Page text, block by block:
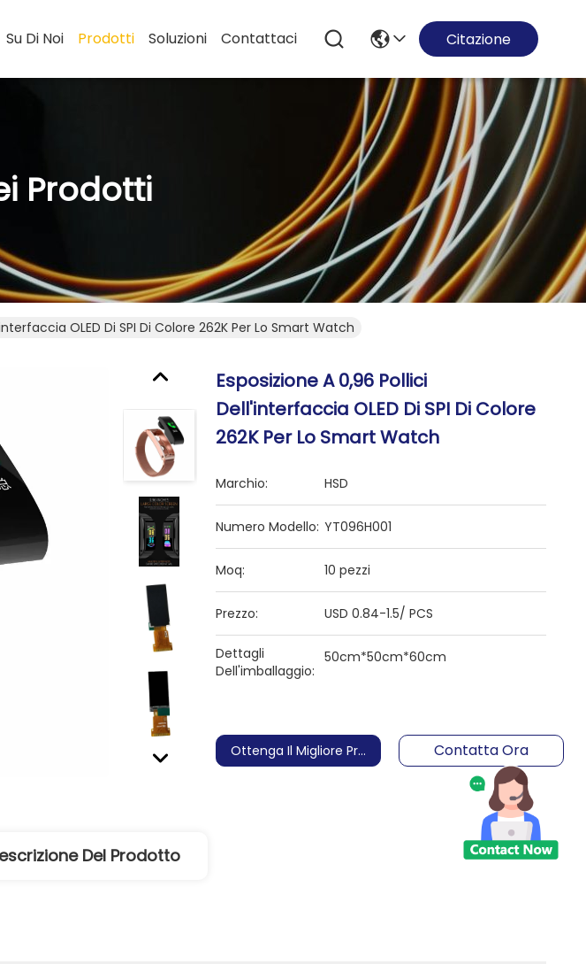
Su Di Noi Prodotti Soluzioni Contattaci Citazione
Prodotti
OLED Di SPI Di Colore 262K Per Lo Smart Watch
Esposizione A 0,96 Pollici
Dell'interfaccia OLED Di SPI Di Colore
262K Per Lo Smart Watch
Marchio: HSD
Numero Modello: YT096H001
Moq: 10 pezzi
Prezzo: USD 0.84-1.5/ PCS
Dettagli
Dell'imballaggio:
50cm*50cm*60cm
Ottenga Il Migliore Prezzo Contatta Ora
Del Prodotto